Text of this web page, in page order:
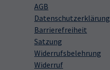
AGB
Datenschutzerklärung
Barrierefreiheit
Satzung
Widerrufsbelehrung
Widerruf